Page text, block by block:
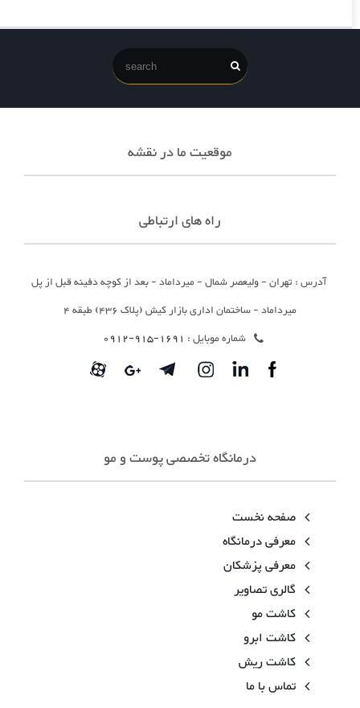
موقعیت ما در نقشه
راه های ارتباطی
آدرس : تهران - ولیعصر شمال - میرداماد - بعد از کوچه دفینه قبل از پل
میرداماد - ساختمان اداری بازار کیش (پلاک 436) طبقه 4
شماره موبایل : 1691-915-0912
درمانگاه تخصصی پوست و مو
صفحه نخست
معرفی درمانگاه
معرفی پزشکان
گالری تصاویر
کاشت مو
کاشت ابرو
کاشت ریش
تماس با ما